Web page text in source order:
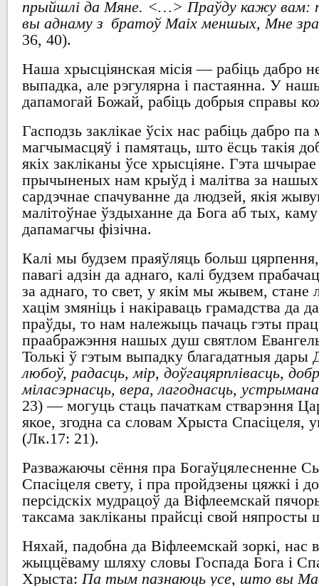
прыйшлі да Мяне. <…>Праўду кажу вам:
вы аднаму з братоў Маіх меншых, Мне
36, 40).
Нашахрысціянская місія —рабіць дабро
выпадка,але рэгулярна і пастаянна.У
дапамогай Божай,рабіць добрыя справы
Гасподзь заклікае ўсіх насрабіць дабро па
магчымасцяў і памятаць,што ёсць такія
якіх закліканы ўсе хрысціяне.Гэта шчырае
прычыненых нам крыўд і малітва за
сардэчнае спачуванне да людзей, якія
малітоўнае ўздыханне да Бога аб тых,
дапамагчы фізічна.
Калі мы будзем праяўляць больш цярпення
павагі адзін да аднаго,калі будзем
за аднаго, тосвет,у якім мы жывем,стане
хацім змяніць і накіраваць грамадства да
праўды, то намналежыць пачаць гэты
праабражэння нашых душсвятлом
Толькі ў гэтым выпадку благадатныя дары
любоў, радасць, мір, доўгацярплівасць,
міласэрнасць, вера, лагоднасць,
23) —могуць стаць пачаткам стварэння
якое,згодна са словам Хрыста Спасіцеля,
(Лк.17: 21).
Разважаючы сёння пра Богаўцялесненне
Спасіцеля свету,і пра пройдзены цяжкі і
персідскіх мудрацоў да Віфлеемскай
таксама закліканы прайсці свой няпросты
Няхай,падобна да Віфлеемскай зоркі, нас
жыццёваму шляху словы Госпада Бога і
Хрыста:Па тым пазнаюць усе, што вы Мае